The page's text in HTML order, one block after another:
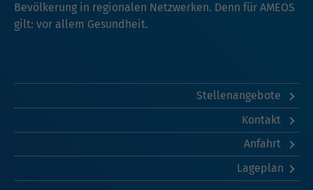
Bevölkerung in regionalen Netzwerken. Denn für AMEOS
gilt: vor allem Gesundheit.
Stellenangebote
Kontakt
Anfahrt
Lageplan